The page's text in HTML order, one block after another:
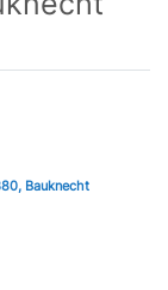
Bauknecht